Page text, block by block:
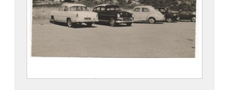
Le Collet en été : vue du chalet Les